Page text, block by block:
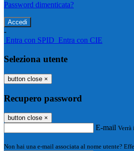
Password dimenticata?
-
Entra con SPID Entra con CIE
Seleziona utente
button close ×
Recupero password
button close ×
E-mail
Non hai una e-mail associata al nome utente?